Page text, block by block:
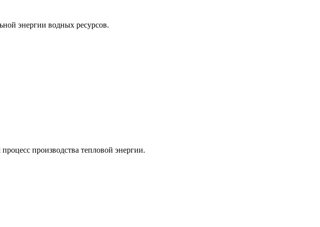
энергии водных ресурсов.
производства тепловой энергии.